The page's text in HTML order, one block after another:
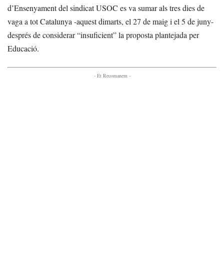
d’Ensenyament del sindicat USOC es va sumar als tres dies de
vaga a tot Catalunya -aquest dimarts, el 27 de maig i el 5 de juny-
després de considerar “insuficient” la proposta plantejada per
Educació.
- Et Recomanem -